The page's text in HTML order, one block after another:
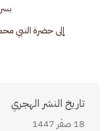
إلى حضرة النبي
تاريخ النشر الهجري
18 صفَر 1447